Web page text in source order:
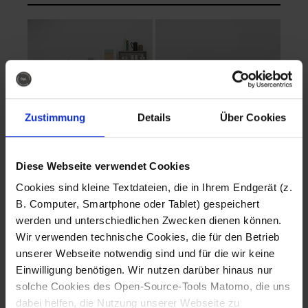
Zustimmung Details Über Cookies
Diese Webseite verwendet Cookies
Cookies sind kleine Textdateien, die in Ihrem Endgerät (z.
B. Computer, Smartphone oder Tablet) gespeichert
werden und unterschiedlichen Zwecken dienen können.
Wir verwenden technische Cookies, die für den Betrieb
unserer Webseite notwendig sind und für die wir keine
Einwilligung benötigen. Wir nutzen darüber hinaus nur
solche Cookies des Open-Source-Tools Matomo, die uns
dabei helfen, die Nutzung unserer Webseite zu
Fotografo: Lorenz
Sternbach
Download
Fotografo: Lorenz
Sternbach
Download